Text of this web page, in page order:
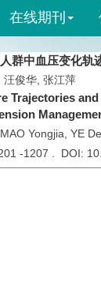
在线期刊
群中血压变化轨
汪俊华, 张江萍
Trajectories
Yongjia, YE
-1207 . DOI: